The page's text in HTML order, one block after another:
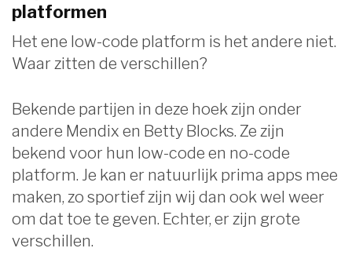
platformen
Het ene low-code platform is het andere niet.
Waar zitten de verschillen?
Bekende partijen in deze hoek zijn onder
andere Mendix en Betty Blocks. Ze zijn
bekend voor hun low-code en no-code
platform. Je kan er natuurlijk prima apps mee
maken, zo sportief zijn wij dan ook wel weer
om dat toe te geven. Echter, er zijn grote
verschillen.